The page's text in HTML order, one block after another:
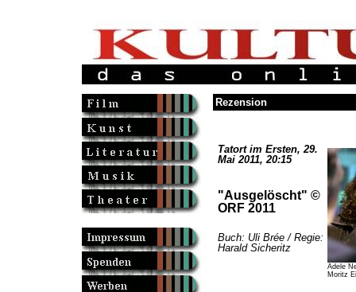
Rezension
Tatort im Ersten, 29.
Mai 2011, 20:15
"Ausgelöscht" ©
ORF 2011
Buch: Uli Brée / Regie:
Harald Sicheritz
Adele
Moritz